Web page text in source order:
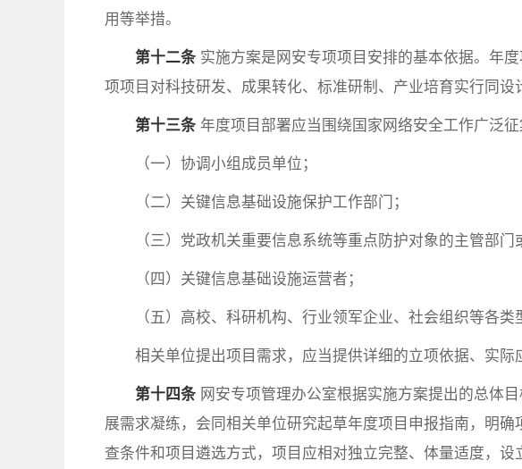
用等举措。
第十二条实施方案是网安专项项目安排的基本依据。年
项项目对科技研发、成果转化、标准研制、产业培育实行同设
第十三条年度项目部署应当围绕国家网络安全工作广泛
（一）协调小组成员单位；
（二）关键信息基础设施保护工作部门；
（三）党政机关重要信息系统等重点防护对象的主管部门
（四）关键信息基础设施运营者；
（五）高校、科研机构、行业领军企业、社会组织等各
相关单位提出项目需求，应当提供详细的立项依据、实际
第十四条网安专项管理办公室根据实施方案提出的总体
展需求凝练，会同相关单位研究起草年度项目申报指南，明
查条件和项目遴选方式，项目应相对独立完整、体量适度，